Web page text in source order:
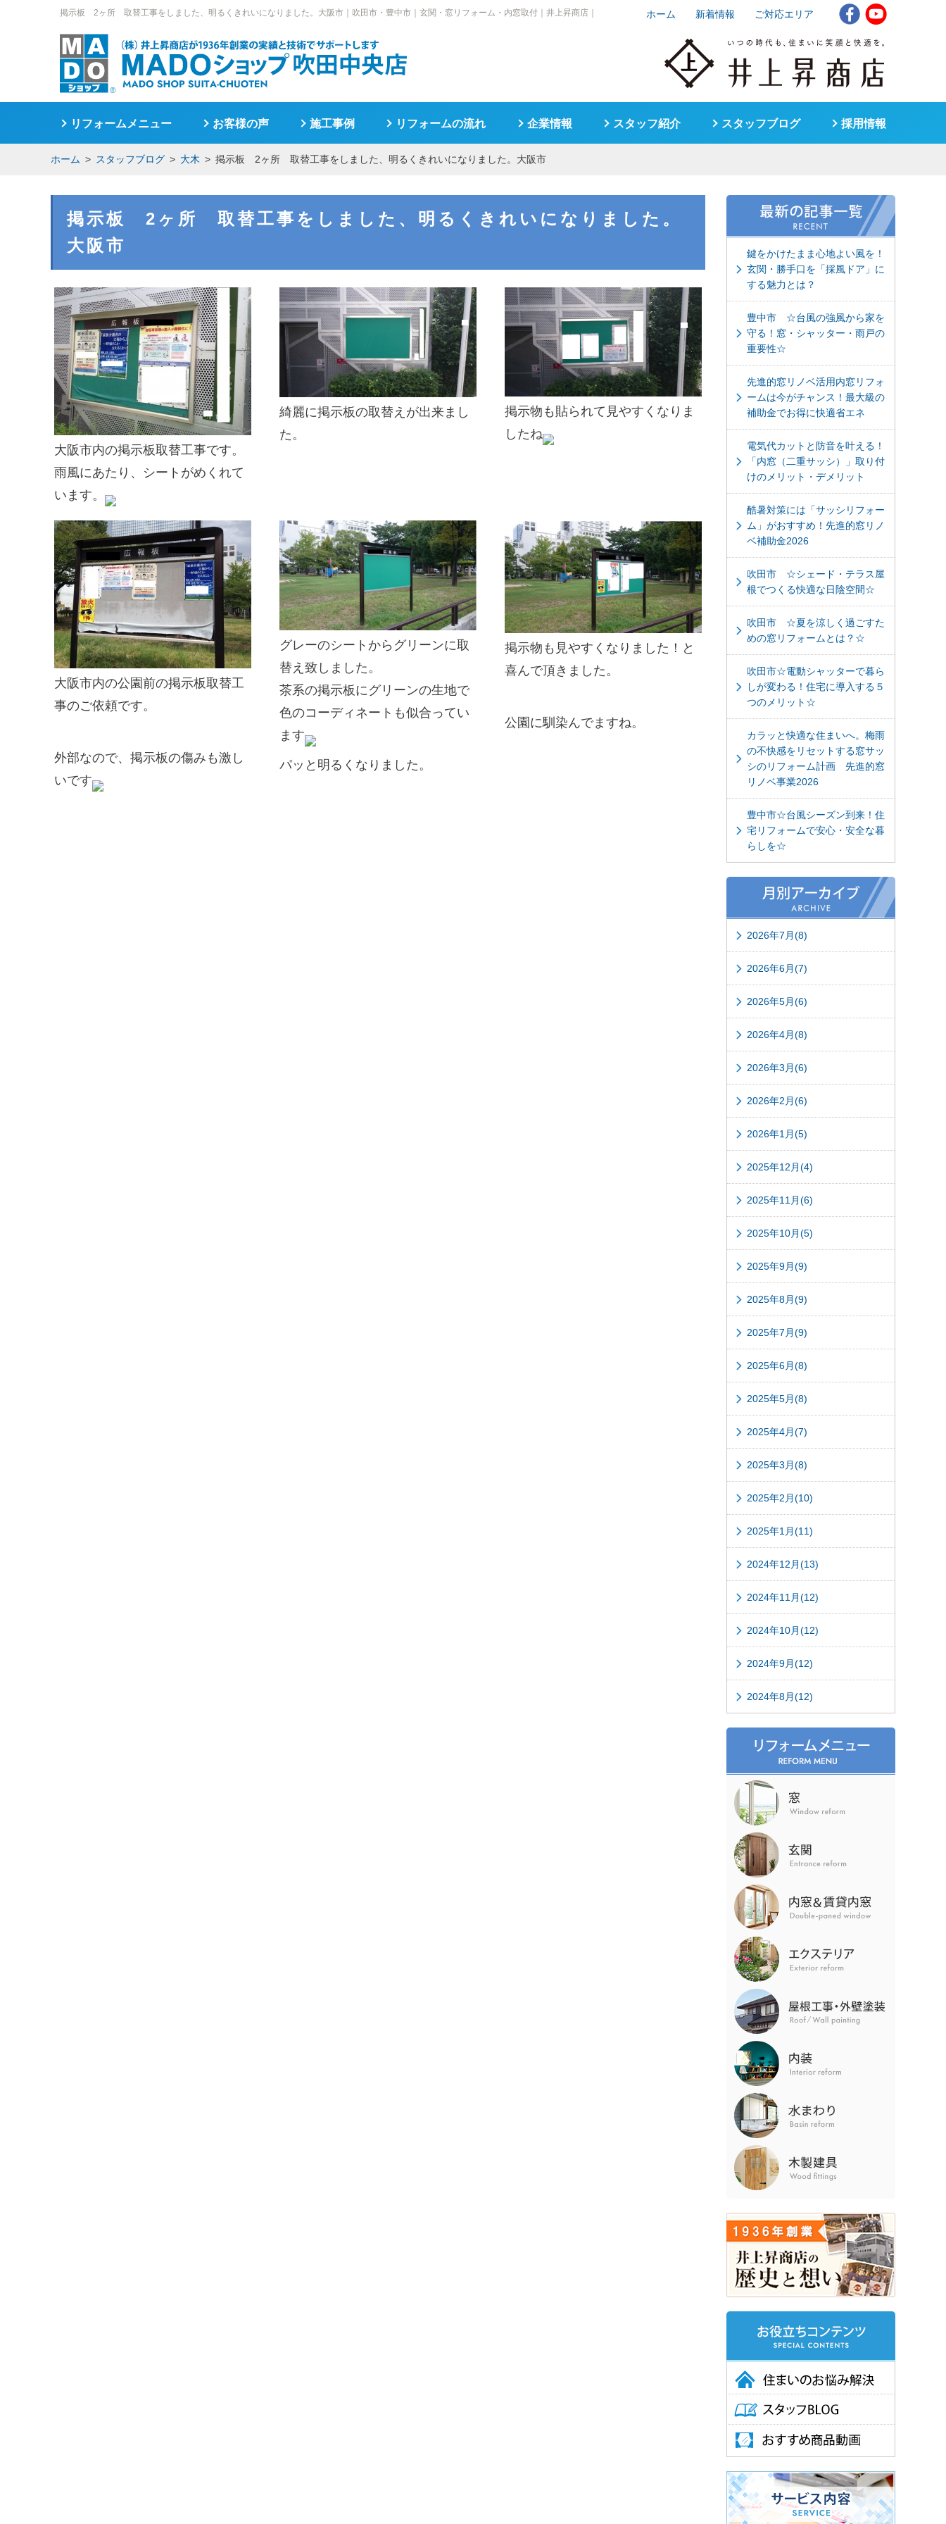
掲示板 2ヶ所 取替工事をしました、明るくきれいになりました。大阪市｜ 吹田市・豊中市｜玄関・窓リフォーム・内窓取付｜井上昇商店｜
ホーム スタッフブログ 大木 掲示板 2ヶ所 取替工事をしました、明るくきれいになりました。大阪市
ホーム 新着情報 ご対応エリア
リフォームメニュー お客様の声 施工事例 リフォームの流れ 企業情報 スタッフ紹介 スタッフブログ 採用情報
掲示板 2ヶ所 取替工事をしました、明るくきれいになりました。
大阪市
大阪市内の掲示板取替工事です。
雨風にあたり、シートがめくれて
います。
綺麗に掲示板の取替えが出来まし
た。
掲示物も貼られて見やすくなりま
したね
大阪市内の公園前の掲示板取替工
事のご依頼です。
外部なので、掲示板の傷みも激し
いです
グレーのシートからグリーンに取
替え致しました。
茶系の掲示板にグリーンの生地で
色のコーディネートも似合ってい
ます
パッと明るくなりました。
掲示物も見やすくなりました！と
喜んで頂きました。
公園に馴染んでますね。
鍵をかけたまま心地よい風を！
玄関・勝手口を「採風ドア」に
する魅力とは？
豊中市 ☆台風の強風から家を
守る！窓・シャッター・雨戸の
重要性☆
先進的窓リノベ活用内窓リフォ
ームは今がチャンス！最大級の
補助金でお得に快適省エネ
電気代カットと防音を叶える！
「内窓（二重サッシ）」取り付
けのメリット・デメリット
酷暑対策には「サッシリフォー
ム」がおすすめ！先進的窓リノ
ベ補助金2026
吹田市 ☆シェード・テラス屋
根でつくる快適な日陰空間☆
吹田市 ☆夏を涼しく過ごすた
めの窓リフォームとは？☆
吹田市☆電動シャッターで暮ら
しが変わる！住宅に導入する５
つのメリット☆
カラッと快適な住まいへ。梅雨
の不快感をリセットする窓サッ
シのリフォーム計画 先進的窓
リノベ事業2026
豊中市☆台風シーズン到来！住
宅リフォームで安心・安全な暮
らしを☆
2026年7月(8)
2026年6月(7)
2026年5月(6)
2026年4月(8)
2026年3月(6)
2026年2月(6)
2026年1月(5)
2025年12月(4)
2025年11月(6)
2025年10月(5)
2025年9月(9)
2025年8月(9)
2025年7月(9)
2025年6月(8)
2025年5月(8)
2025年4月(7)
2025年3月(8)
2025年2月(10)
2025年1月(11)
2024年12月(13)
2024年11月(12)
2024年10月(12)
2024年9月(12)
2024年8月(12)